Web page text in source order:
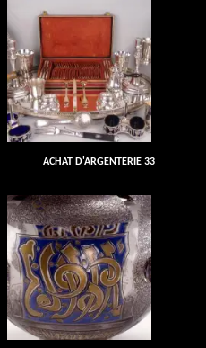
ACHAT D'ARGENTERIE 33